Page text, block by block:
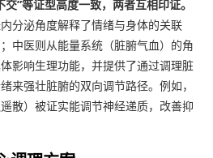
”等证型高度一致，两者互相印证。
分泌角度解释了情绪与身体的关联
中医则从能量系统（脏腑气血）的角
影响生理功能，并提供了通过调理脏
来强壮脏腑的双向调节路径。例如，
散）被证实能调节神经递质，改善抑